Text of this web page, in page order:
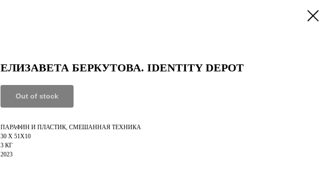
ЕЛИЗАВЕТА БЕРКУТОВА. IDENTITY DEPOT
Out of stock
ПАРАФИН И ПЛАСТИК, СМЕШАННАЯ ТЕХНИКА
30 Х 51Х10
3 КГ
2023